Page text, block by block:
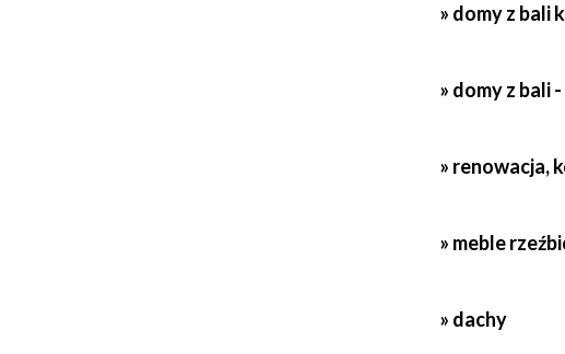
» domy z bali
» domy z bali
» renowacja,
» meble
» dachy